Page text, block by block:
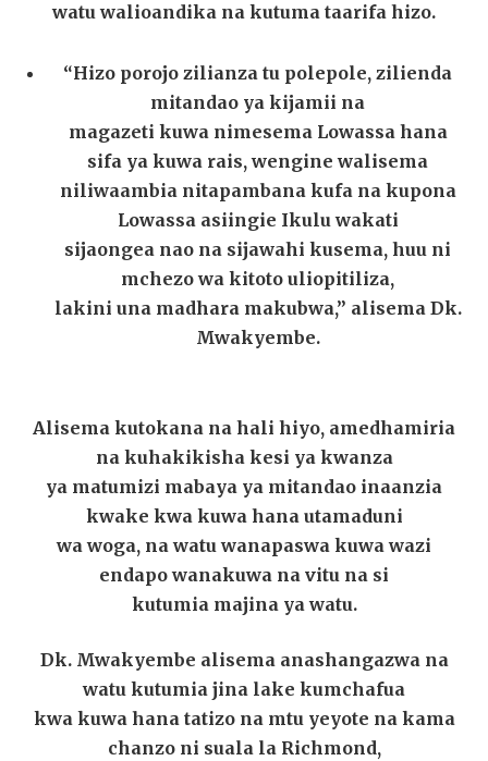
watu walioandika na kutuma taarifa hizo.
“Hizo porojo zilianza tu polepole, zilienda
mitandao ya kijamii na
magazeti kuwa nimesema Lowassa hana
sifa ya kuwa rais, wengine walisema
niliwaambia nitapambana kufa na kupona
Lowassa asiingie Ikulu wakati
sijaongea nao na sijawahi kusema, huu ni
mchezo wa kitoto uliopitiliza,
lakini una madhara makubwa,” alisema Dk.
Mwakyembe.
Alisema kutokana na hali hiyo, amedhamiria
na kuhakikisha kesi ya kwanza
ya matumizi mabaya ya mitandao inaanzia
kwake kwa kuwa hana utamaduni
wa woga, na watu wanapaswa kuwa wazi
endapo wanakuwa na vitu na si
kutumia majina ya watu.
Dk. Mwakyembe alisema anashangazwa na
watu kutumia jina lake kumchafua
kwa kuwa hana tatizo na mtu yeyote na kama
chanzo ni suala la Richmond,